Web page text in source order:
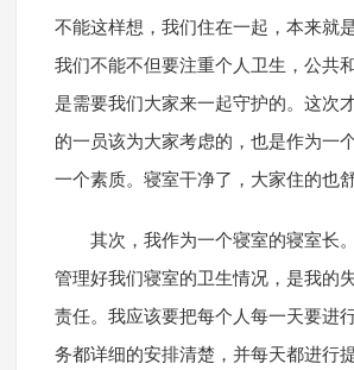
不能这样想，我们住在一起，本来就
我们不能不但要注重个人卫生，公共
是需要我们大家来一起守护的。这次
的一员该为大家考虑的，也是作为一
一个素质。寝室干净了，大家住的也舒
其次，我作为一个寝室的寝室长
管理好我们寝室的卫生情况，是我的
责任。我应该要把每个人每一天要进
务都详细的安排清楚，并每天都进行